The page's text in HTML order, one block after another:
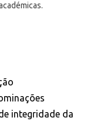
integridade da